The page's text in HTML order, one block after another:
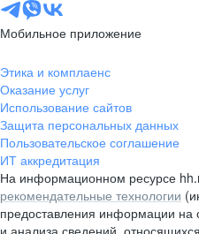
Мобильное приложение
Этика и комплаенс
Оказание услуг
Использование сайтов
Защита персональных данных
Пользовательское соглашение
ИТ аккредитация
На информационном ресурсе
рекомендательные технологии
предоставления информации на
и анализа сведений,